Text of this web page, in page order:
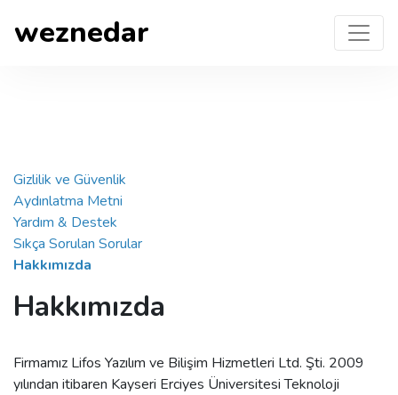
weznedar
Gizlilik ve Güvenlik
Aydınlatma Metni
Yardım & Destek
Sıkça Sorulan Sorular
Hakkımızda
Hakkımızda
Firmamız Lifos Yazılım ve Bilişim Hizmetleri Ltd. Şti. 2009
yılından itibaren Kayseri Erciyes Üniversitesi Teknoloji